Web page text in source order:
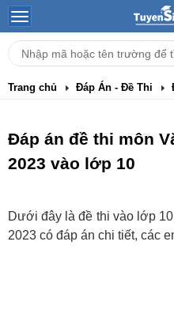
Trang chủ Đáp Án - Đề Thi
Đáp án đề thi môn
2023 vào lớp 10
Dưới đây là đề thi vào lớp
2023 có đáp án chi tiết, các